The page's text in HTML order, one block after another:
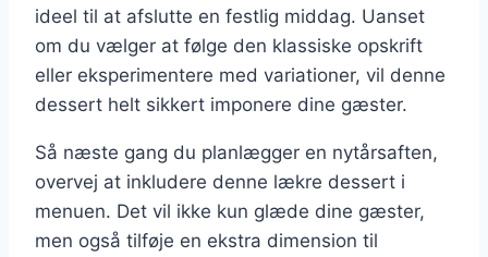
ideel til at afslutte en festlig middag. Uanset
om du vælger at følge den klassiske opskrift
eller eksperimentere med variationer, vil denne
dessert helt sikkert imponere dine gæster.
Så næste gang du planlægger en nytårsaften,
overvej at inkludere denne lækre dessert i
menuen. Det vil ikke kun glæde dine gæster,
men også tilføje en ekstra dimension til